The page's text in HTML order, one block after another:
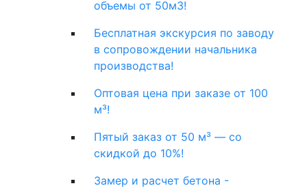
объемы от 50м3!
Бесплатная экскурсия по заводу
в сопровождении начальника
производства!
Оптовая цена при заказе от 100
м³!
Пятый заказ от 50 м³ — со
скидкой до 10%!
Замер и расчет бетона -